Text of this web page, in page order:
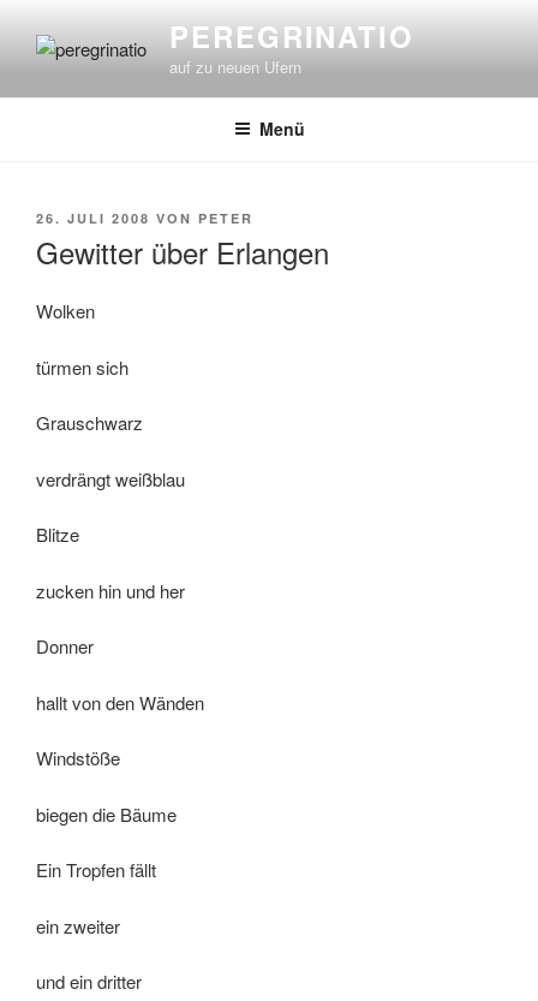
Inhalt
PEREGRINATIO
auf zu neuen Ufern
Menü
VERÖFFENTLICHT
26. JULI 2008 VON PETER
Gewitter über Erlangen
Wolken
türmen sich
Grauschwarz
verdrängt weißblau
Blitze
zucken hin und her
Donner
hallt von den Wänden
Windstöße
biegen die Bäume
Ein Tropfen fällt
ein zweiter
und ein dritter